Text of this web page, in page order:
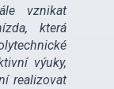
vznikat
která
výuky,
realizovat